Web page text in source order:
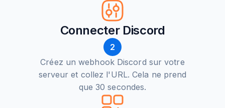
Connecter Discord
2
Créez un webhook Discord sur votre
serveur et collez l'URL. Cela ne prend
que 30 secondes.